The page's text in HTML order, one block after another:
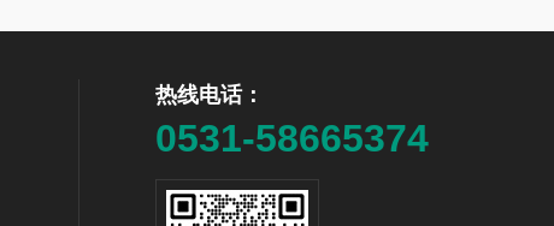
热线电话：
0531-58665374